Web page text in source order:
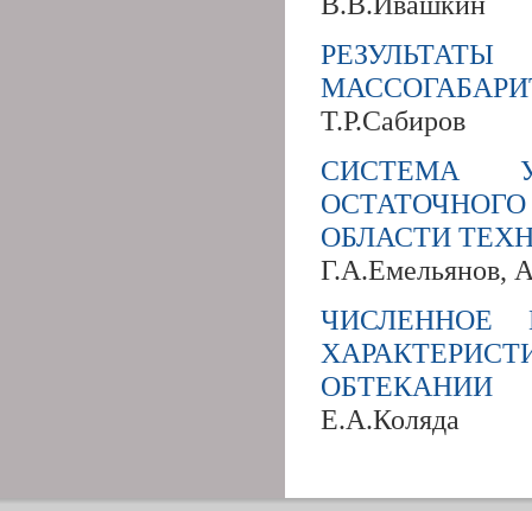
Т.Р.Сабиров
СИСТЕМА
ОБЛАСТИ
Г.А.Емельянов,
ЧИСЛЕННОЕ
ОБТЕКАНИИ
Е.А.Коляда